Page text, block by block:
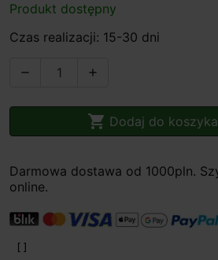
Produkt dostępny
Czas realizacji: 15-30 dni
 
 Dodaj do koszyka
Darmowa dostawa od 1000pln.
online.